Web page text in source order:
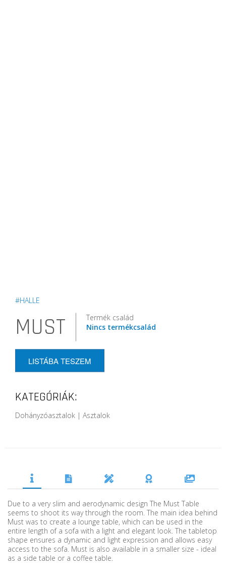
#HALLE
MUST
Termék család
Nincs termékcsalád
LISTÁBA TESZEM
KATEGÓRIÁK:
Dohányzóasztalok | Asztalok
Due to a very slim and aerodynamic design The Must Table
seems to shoot its way through the room. The main idea behind
Must was to create a lounge table, which can be used in the
entire length of a sofa with a light and elegant look. The tabletop
shape ensures a dynamic and light expression and allows easy
access to the sofa. Must is also available in a smaller size - ideal
as a side table or a coffee table.